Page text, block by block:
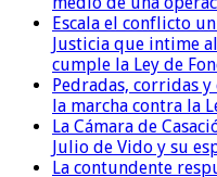
Escala el conflicto
Justicia que intime
cumple la Ley de
Pedradas, corridas
la marcha contra la
La Cámara de
Julio de Vido y su
La contundente